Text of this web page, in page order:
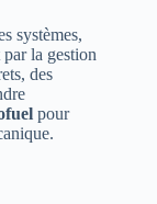
systèmes,
la gestion
des
pour